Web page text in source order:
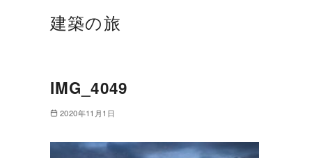
建築の旅
IMG_4049
2020年11月1日